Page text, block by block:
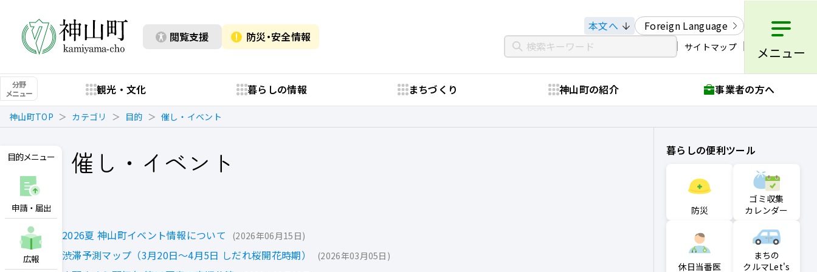
閲覧支援 防災・安全情報
本文へ Foreign Language
サイトマップ メニュー
分野
メニュー
観光・文化 暮らしの情報 まちづくり 神山町の紹介 事業者の方へ
神山町TOP カテゴリ 目的 催し・イベント
目的メニュー
申請・届出
広報
催し・イベント
2026夏 神山町イベント情報について 2026年06月15日
渋滞予測マップ（3月20日～4月5日 しだれ桜開花時期） 2026年03月05日
暮らしの便利ツール
防災
ゴミ収集
カレンダー
休日当番医
まちの
クルマLet's